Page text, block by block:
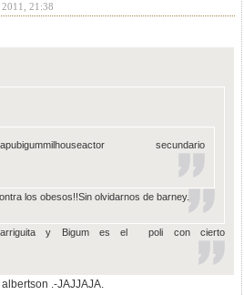
2011, 21:38
secundario
los obesos!!Sin olvidarnos de barney.
y Bigum es el poli con cierto
.-JAJJAJA.